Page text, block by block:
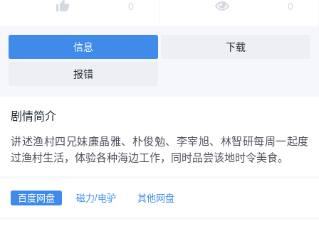
0 0
信息 下载
报错
剧情简介
讲述渔村四兄妹廉晶雅、朴俊勉、李宰旭、林智研每周一起度
过渔村生活，体验各种海边工作，同时品尝该地时令美食。
百度网盘 磁力/电驴 其他网盘